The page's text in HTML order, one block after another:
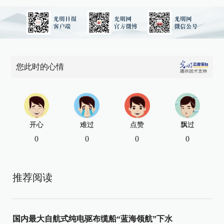
您此时的心情
开心
0
难过
0
点赞
0
飘过
0
推荐阅读
国内最大自航式纯电驱布缆船“蓝海领航”下水